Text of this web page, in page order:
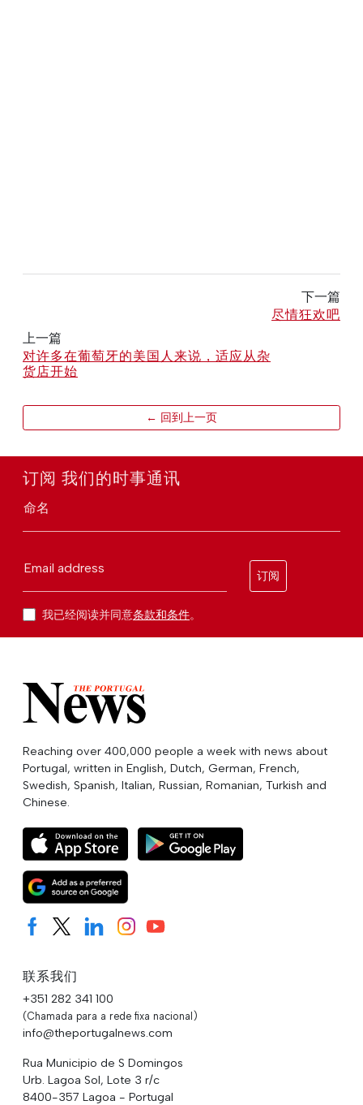
下一篇
尽情狂欢吧
上一篇
对许多在葡萄牙的美国人来说，适应从杂
货店开始
← 回到上一页
订阅 我们的时事通讯
命名
Email address
订阅
我已经阅读并同意条款和条件。
Reaching over 400,000 people a week with news about
Portugal, written in English, Dutch, German, French,
Swedish, Spanish, Italian, Russian, Romanian, Turkish and
Chinese.
联系我们
+351 282 341 100
(Chamada para a rede fixa nacional)
info@theportugalnews.com
Rua Municipio de S Domingos
Urb. Lagoa Sol, Lote 3 r/c
8400-357 Lagoa - Portugal